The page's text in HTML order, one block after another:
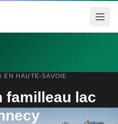
EN HAUTE-SAVOIE
familleau lac